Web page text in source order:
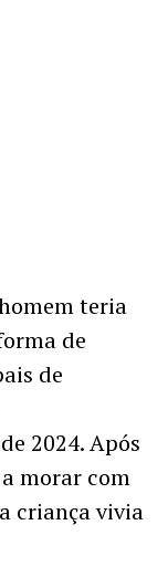
teria
de
de
2024. Após
morar com
criança vivia